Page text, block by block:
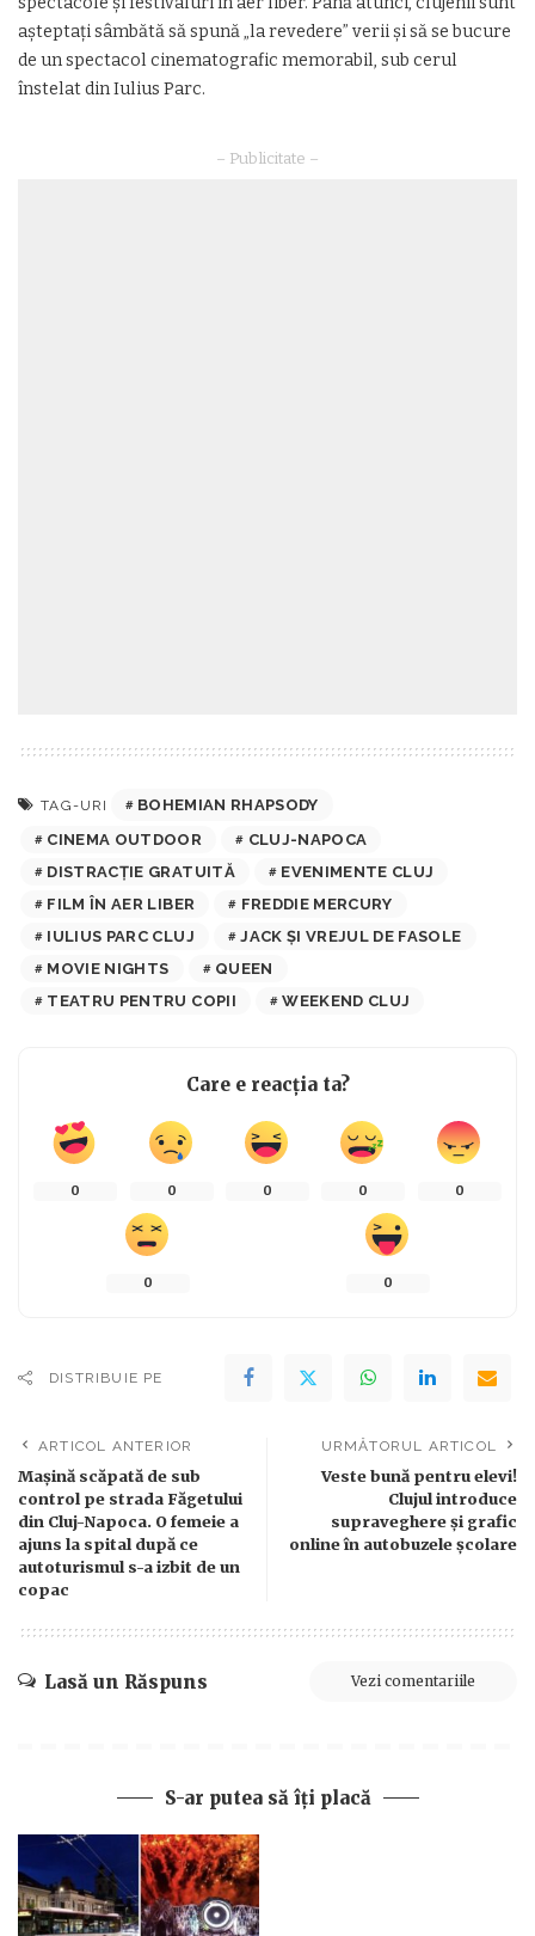
așteptați sâmbătă să spună „la revedere” verii și să se bucure
de un spectacol cinematografic memorabil, sub cerul
înstelat din Iulius Parc.
– Publicitate –
TAG-URI
BOHEMIAN RHAPSODY
CINEMA OUTDOOR
CLUJ-NAPOCA
DISTRACȚIE GRATUITĂ
EVENIMENTE CLUJ
FILM ÎN AER LIBER
FREDDIE MERCURY
IULIUS PARC CLUJ
JACK ȘI VREJUL DE FASOLE
MOVIE NIGHTS
QUEEN
TEATRU PENTRU COPII
WEEKEND CLUJ
Care e reacția ta?
0 0 0 0 0
0 0
DISTRIBUIE PE
ARTICOL ANTERIOR
Mașină scăpată de sub
control pe strada Făgetului
din Cluj-Napoca. O femeie a
ajuns la spital după ce
autoturismul s-a izbit de un
copac
URMĂTORUL ARTICOL
Veste bună pentru elevi!
Clujul introduce
supraveghere și grafic
online în autobuzele școlare
Lasă un Răspuns Vezi comentariile
S-ar putea să îți placă